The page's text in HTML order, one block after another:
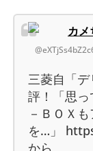
カメ
三菱自「
評！「思っ
－ＢＯＸ
を…」
から